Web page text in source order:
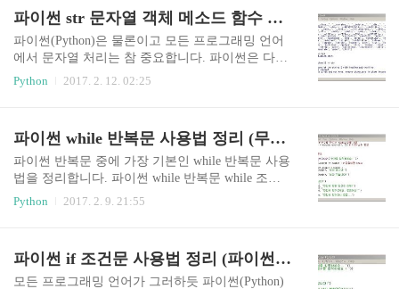
료형을 담을 수 있다. L = [1, 2, 3] + [7, 8, 9]L = [1,
2, 3] * 3리스트 더하기, 곱하기 연산이 가능 L[3]L
[2:5]인덱스, 슬라이싱 사용 가능 L[3] = 10변경이
능 L = [i*i for i in range(10)]L = [i for i in L if..
파이썬 str 문자열 객체 메소드 함수 정리
파이썬(Python)은 물론이고 모든 프로그래밍 언어
에서 문자열 처리는 참 중요합니다. 파이썬은 다른
어떤 언어보다 문자열 처리가 쉬운데 그건 기본적
으로 제공하는 str 문자열 객체의 메소드(함수)가
여기서는 str 문자열 객체 메소드를 정리하는데 비
슷한 기능들끼리 묶어서 설명합니다. 파이썬 문자
열 객체 메소드(함수) 확인 dir(str) 명령은 str 문자
로 메소드(함수) 사용법을 확인할 수 있다. 파이썬
을 수정하는 방식이 아닌 변경된 다른 문자열..
Python 2017. 2. 12. 02:25
파이썬 while 반복문 사용법 정리 (무한루프, break, continue 활용 예제)
파이썬 반복문 중에 가장 기본인 while 반복문 사용
법을 정리합니다. 파이썬 while 반복문 while 조건
문 :(반복할 코드) while 반복문은 조건문이 거짓이
될 때까지 코드를 반복한다.보통 반복문 블록(반복
hile True :(계속 반복할 코드) while 반복문을 무한
루프로 만들기 위해서는 조건문(조건식)에 True를
Python 2017. 2. 9. 21:55
파이썬 if 조건문 사용법 정리 (파이썬 if elif else, 중첩 if 조건문)
모든 프로그래밍 언어가 그러하듯 파이썬(Python)